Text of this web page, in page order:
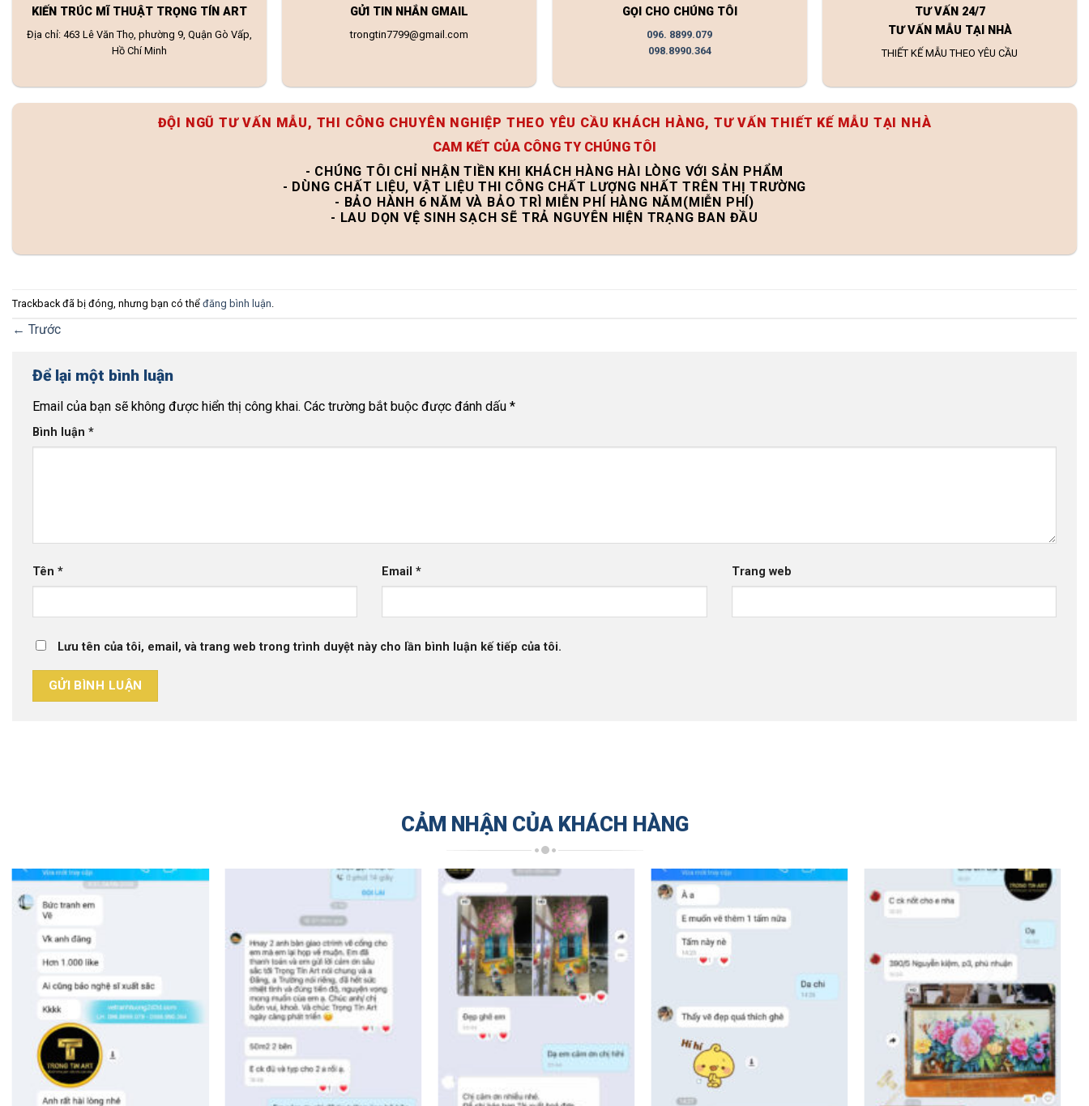
KIẾN TRÚC MĨ THUẬT TRỌNG TÍN ART
Địa chỉ: 463 Lê Văn Thọ, phường 9, Quận Gò Vấp,
Hồ Chí Minh
GỬI TIN NHẮN GMAIL
trongtin7799@gmail.com
GỌI CHO CHÚNG TÔI
096. 8899.079
098.8990.364
TƯ VẤN 24/7
TƯ VẤN MẪU TẠI NHÀ
THIẾT KẾ MẪU THEO YÊU CẦU
ĐỘI NGŨ TƯ VẤN MẪU, THI CÔNG CHUYÊN NGHIỆP THEO YÊU CẦU KHÁCH HÀNG, TƯ VẤN THIẾT KẾ MẪU TẠI NHÀ
CAM KẾT CỦA CÔNG TY CHÚNG TÔI
- CHÚNG TÔI CHỈ NHẬN TIỀN KHI KHÁCH HÀNG HÀI LÒNG VỚI SẢN PHẨM
- DÙNG CHẤT LIỆU, VẬT LIỆU THI CÔNG CHẤT LƯỢNG NHẤT TRÊN THỊ TRƯỜNG
- BẢO HÀNH 6 NĂM VÀ BẢO TRÌ MIỄN PHÍ HÀNG NĂM(MIỄN PHÍ)
- LAU DỌN VỆ SINH SẠCH SẼ TRẢ NGUYÊN HIỆN TRẠNG BAN ĐẦU
Trackback đã bị đóng, nhưng bạn có thể đăng bình luận
← Trước
Để lại một bình luận
Email của bạn sẽ không được hiển thị công khai. Các trường bắt buộc được đánh dấu *
Bình luận *
Tên * Email* Trang web
Lưu tên của tôi, email, và trang web trong trình duyệt này cho lần bình luận kế tiếp của tôi.
CẢM NHẬN CỦA KHÁCH HÀNG